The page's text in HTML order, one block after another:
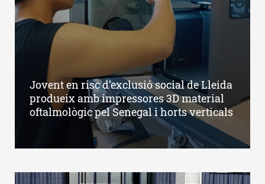
Jovent en risc d’exclusió social de Lleida
produeix amb impressores 3D material
oftalmològic pel Senegal i horts verticals